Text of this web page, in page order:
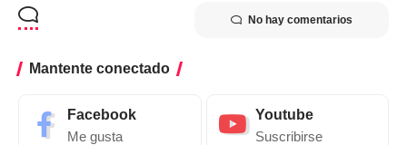
No hay comentarios
Mantente conectado
Facebook
Me gusta
Youtube
Suscribirse